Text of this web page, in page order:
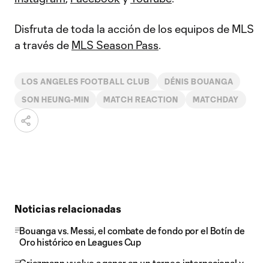
Disfruta de toda la acción de los equipos de MLS
a través de MLS Season Pass.
LOS ANGELES FOOTBALL CLUB DÉNIS BOUANGA
SON HEUNG-MIN MATCH REACTION MATCHDAY
Noticias relacionadas
Bouanga vs. Messi, el combate de fondo por el Botín de
Oro histórico en Leagues Cup